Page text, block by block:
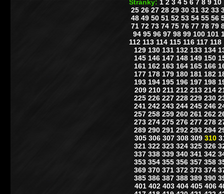
Stránky: 1 2 3 4 5 6 7 8 9 10
25 26 27 28 29 30 31 32 33
48 49 50 51 52 53 54 55 56
71 72 73 74 75 76 77 78 79
94 95 96 97 98 99 100 101
112 113 114 115 116 117 118
129 130 131 132 133 134
145 146 147 148 149 150
161 162 163 164 165 166
177 178 179 180 181 182
193 194 195 196 197 198
209 210 211 212 213 214
225 226 227 228 229 230
241 242 243 244 245 246
257 258 259 260 261 262
273 274 275 276 277 278
289 290 291 292 293 294
305 306 307 308 309 310
321 322 323 324 325 326
337 338 339 340 341 342
353 354 355 356 357 358
369 370 371 372 373 374
385 386 387 388 389 390
401 402 403 404 405 406